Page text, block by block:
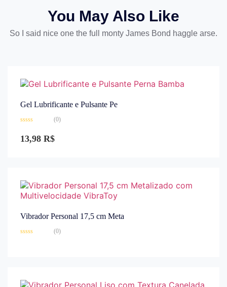
You May Also Like
So I said nice one the full monty James Bond haggle arse.
Gel Lubrificante e Pulsante Pe
0
de
(0)
13,98 R$
Vibrador Personal 17,5 cm Meta
(0)